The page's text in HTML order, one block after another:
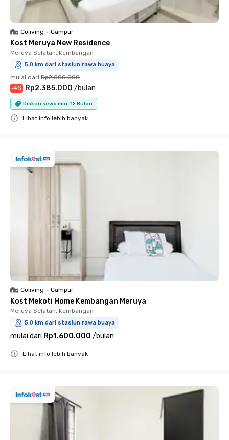
Coliving • Campur
Kost Meruya New Residence
Meruya Selatan, Kembangan
5.0 km dari stasiun rawa buaya
mulai dari Rp2.500.000
-4% Rp2.385.000 /bulan
Diskon sewa min. 12 Bulan
Lihat info lebih banyak
Coliving • Campur
Kost Mekoti Home Kembangan Meruya
Meruya Selatan, Kembangan
5.0 km dari stasiun rawa buaya
mulai dari Rp1.600.000 /bulan
Lihat info lebih banyak